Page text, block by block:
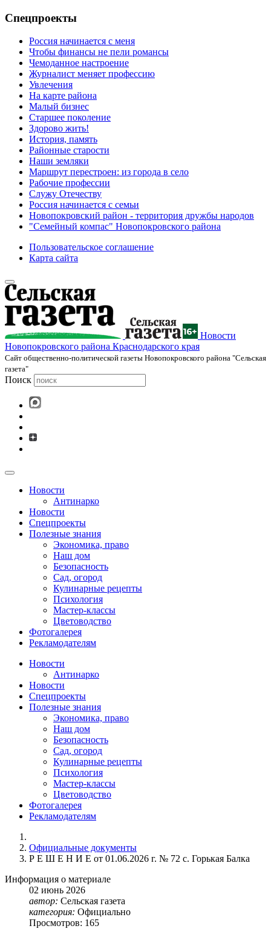
Спецпроекты
Россия начинается с меня
Чтобы финансы не пели романсы
Чемоданное настроение
Журналист меняет профессию
Увлечения
На карте района
Малый бизнес
Старшее поколение
Здорово жить!
История, память
Районные старости
Наши земляки
Маршрут перестроен: из города в село
Рабочие профессии
Служу Отечеству
Россия начинается с семьи
Новопокровский район - территория дружбы народов
"Семейный компас" Новопокровского района
Пользовательское соглашение
Карта сайта
Новости
Новопокровского района Краснодарского края
Cайт общественно-политической газеты Новопокровского района "Сельская
газета"
Поиск
Новости
Антинарко
Новости
Спецпроекты
Полезные знания
Экономика, право
Наш дом
Безопасность
Сад, огород
Кулинарные рецепты
Психология
Мастер-классы
Цветоводство
Фотогалерея
Рекламодателям
Новости
Антинарко
Новости
Спецпроекты
Полезные знания
Экономика, право
Наш дом
Безопасность
Сад, огород
Кулинарные рецепты
Психология
Мастер-классы
Цветоводство
Фотогалерея
Рекламодателям
Официальные документы
Р Е Ш Е Н И Е от 01.06.2026 г. № 72 с. Горькая Балка
Информация о материале
02 июнь 2026
автор: Сельская газета
категория: Официально
Просмотров: 165